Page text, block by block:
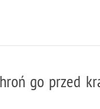
go przed